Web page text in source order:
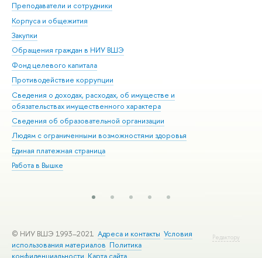
Преподаватели и сотрудники
Корпуса и общежития
Закупки
Обращения граждан в НИУ ВШЭ
Фонд целевого капитала
Противодействие коррупции
Сведения о доходах, расходах, об имуществе и
обязательствах имущественного характера
Сведения об образовательной организации
Людям с ограниченными возможностями здоровья
Единая платежная страница
Работа в Вышке
Редактору
© НИУ ВШЭ 1993–2021 Адреса и контакты Условия
использования материалов Политика
конфиденциальности Карта сайта